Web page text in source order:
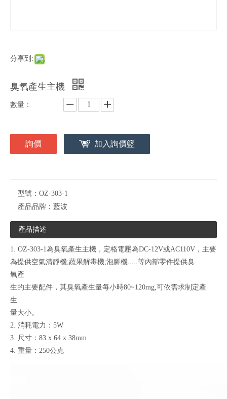
分享到:
臭氧產生主機
數量：
詢價 加入詢價籃
型號： OZ-303-1
產品品牌： 藍波
產品描述
1. OZ-303-1為臭氧產生主機，定格電壓為DC-12V或AC110V，主要
為提供空氣清靜機;蔬果解毒機;泡腳機.....等內部零件提供臭
氧產
生的主要配件，其臭氧產生量每小時80~120mg,可依需求制定產
生
量大小。
2. 消耗電力：5W
3. 尺寸：83 x 64 x 38mm
4. 重量：250公克